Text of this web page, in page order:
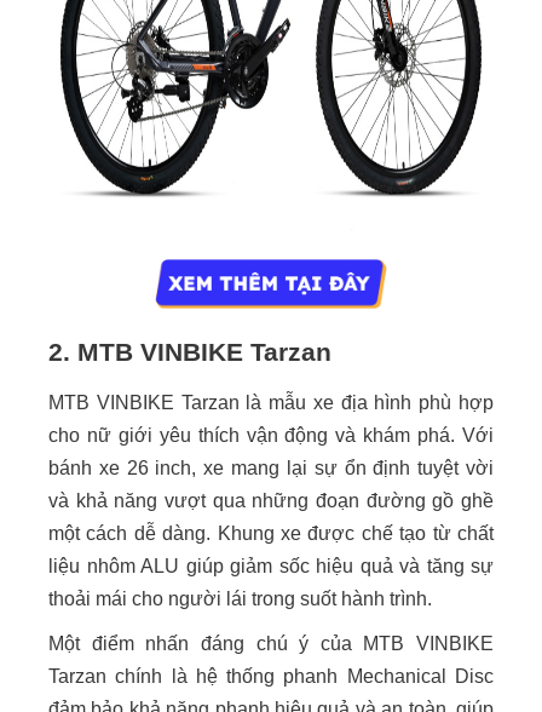
2. MTB VINBIKE Tarzan
MTB VINBIKE Tarzan là mẫu xe địa hình phù hợp
cho nữ giới yêu thích vận động và khám phá. Với
bánh xe 26 inch, xe mang lại sự ổn định tuyệt vời
và khả năng vượt qua những đoạn đường gồ ghề
một cách dễ dàng. Khung xe được chế tạo từ chất
liệu nhôm ALU giúp giảm sốc hiệu quả và tăng sự
thoải mái cho người lái trong suốt hành trình.
Một điểm nhấn đáng chú ý của MTB VINBIKE
Tarzan chính là hệ thống phanh Mechanical Disc